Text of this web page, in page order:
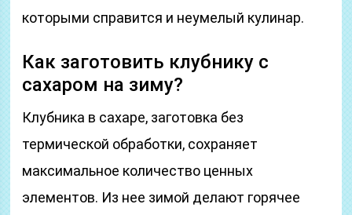
которыми справится и неумелый кулинар.
Как заготовить клубнику с
сахаром на зиму?
Клубника в сахаре, заготовка без
термической обработки, сохраняет
максимальное количество ценных
элементов. Из нее зимой делают горячее